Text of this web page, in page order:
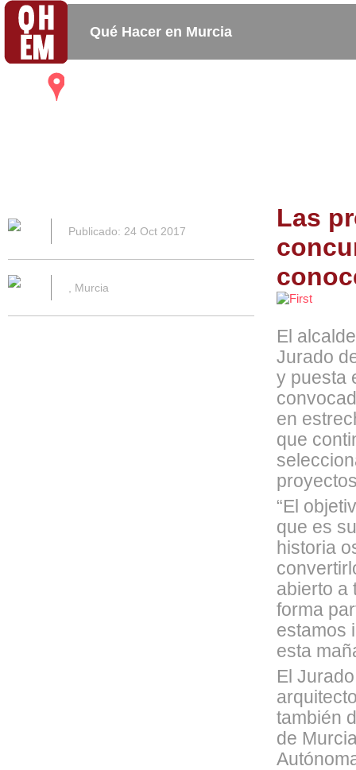
Qué Hacer en Murcia
Las
El
Jurado
y puesta
en
que
“El
que es
historia
abierto a
forma
estamos
esta
El
también
de
Publicado: 24 Oct 2017
, Murcia